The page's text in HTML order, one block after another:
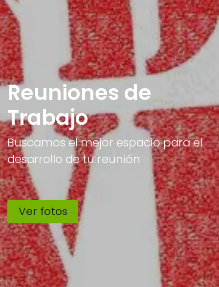
Reuniones de
Trabajo
Buscamos el mejor espacio para el
desarrollo de tu reunión
Ver fotos